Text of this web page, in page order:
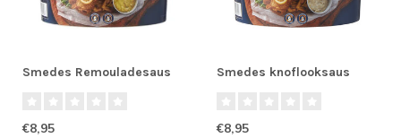
Smedes Remouladesaus
€8,95
Smedes knoflooksaus
€8,95